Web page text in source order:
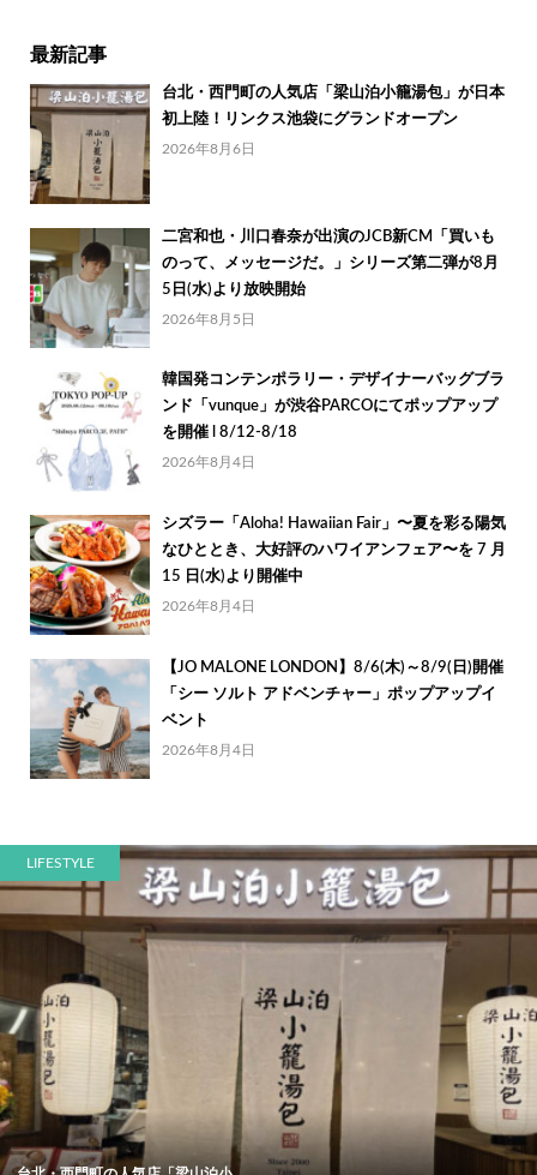
最新記事
台北・西門町の人気店「梁山泊小籠湯包」が日本
初上陸！リンクス池袋にグランドオープン
2026年8月6日
二宮和也・川口春奈が出演のJCB新CM「買いも
のって、メッセージだ。」シリーズ第二弾が8月
5日(水)より放映開始
2026年8月5日
韓国発コンテンポラリー・デザイナーバッグブラ
ンド「vunque」が渋谷PARCOにてポップアップ
を開催 l 8/12-8/18
2026年8月4日
シズラー「Aloha! Hawaiian Fair」〜夏を彩る陽気
なひととき、大好評のハワイアンフェア〜を 7 月
15 日(水)より開催中
2026年8月4日
【JO MALONE LONDON】8/6(木)～8/9(日)開催
「シー ソルト アドベンチャー」ポップアップイ
ベント
2026年8月4日
LIFESTYLE